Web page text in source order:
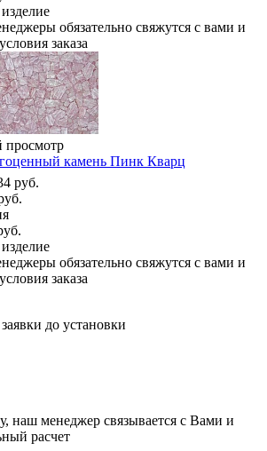
изделие
обязательно свяжутся с вами и
заказа
просмотр
камень Пинк Кварц
руб.
изделие
обязательно свяжутся с вами и
заказа
до установки
наш менеджер связывается с Вами и
расчет